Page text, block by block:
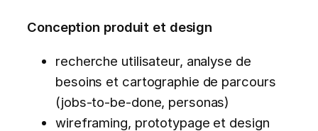
Conception produit et design
recherche utilisateur, analyse de
besoins et cartographie de parcours
(jobs-to-be-done, personas)
wireframing, prototypage et design